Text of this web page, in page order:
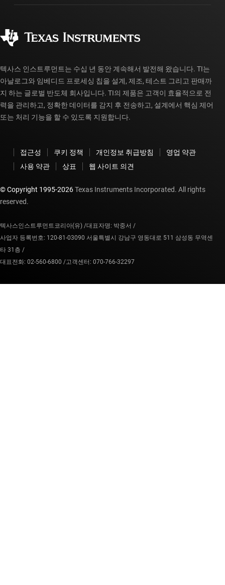
제조
myTI 계정 FAQ
주문 FAQ
텍사스 인스트루먼트는 수십 년 동안 계속해서 발전해 왔습니다. TI는
아날로그와 임베디드 프로세싱 칩을 설계, 제조, 테스트 그리고 판매까
지 하는 글로벌 반도체 회사입니다. TI의 제품은 고객이 효율적으로 전
력을 관리하고, 정확한 데이터를 감지 후 전송하고, 설계에서 핵심 제어
또는 처리 기능을 할 수 있도록 지원합니다.
접근성 쿠키 정책 개인정보 취급방침
영업 약관
사용 약관
상표 웹 사이트 의견
© Copyright 1995-2026Texas Instruments Incorporated. All rights
reserved.
텍사스인스트루먼트코리아(유) /대표자명: 박중서 /
사업자 등록번호: 120-81-03090 서울특별시 강남구 영동대로 511 삼성동 무역센
타 31층 /
대표전화: 02-560-6800 /고객센터: 070-766-32297